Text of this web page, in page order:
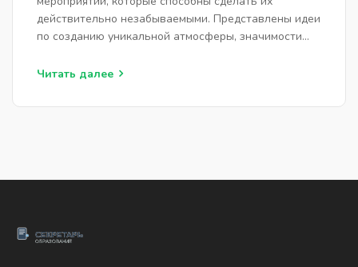
действительно незабываемыми. Представлены идеи
по созданию уникальной атмосферы, значимости
советы по вовлечению аудитории и важности
рекомендации и вдохновляющие идеи для
Читать далее